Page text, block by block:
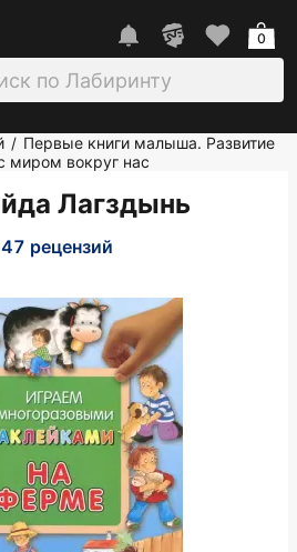
0
/ Первые книги малыша. Развитие
миром вокруг нас
Лагздынь
47 рецензий